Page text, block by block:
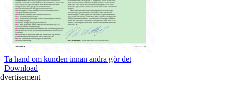
Ta hand om kunden innan andra gör det
Download